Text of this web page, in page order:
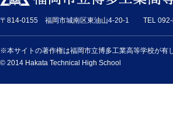
〒814-0155 福岡市城南区東油山4-20-1 TEL
※本サイトの著作権は福岡市立博多工業高等学校が有
© 2014 Hakata Technical High School